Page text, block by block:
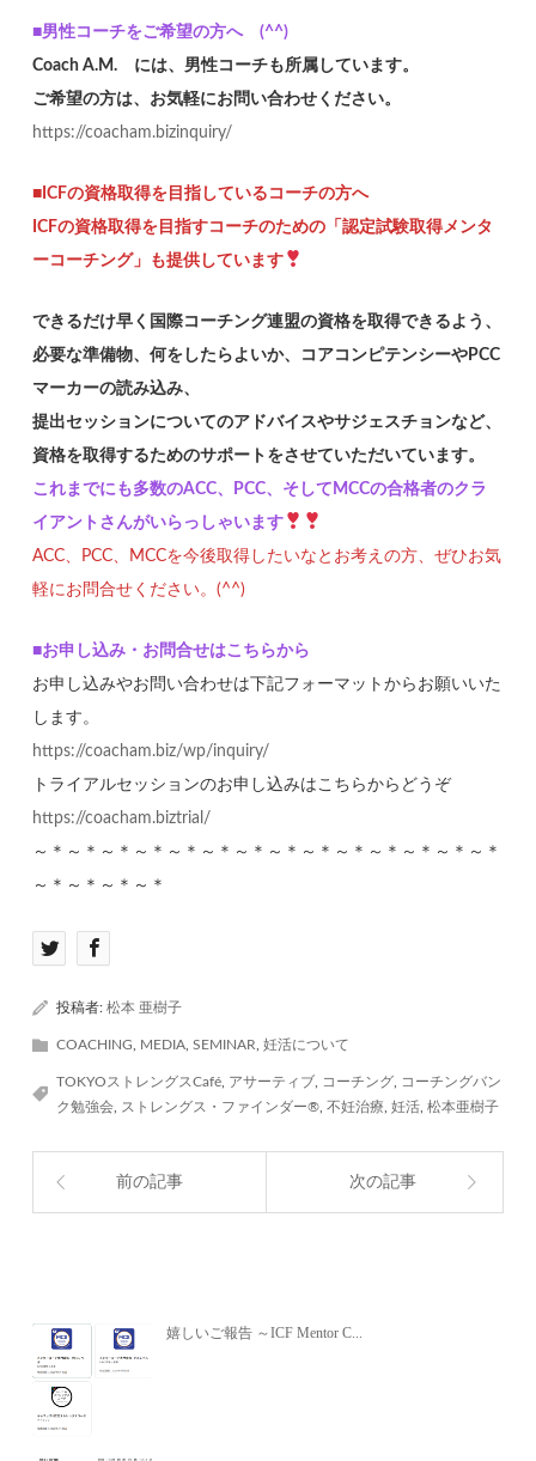
■男性コーチをご希望の方へ (^^)
Coach A.M. には、男性コーチも所属しています。
ご希望の方は、お気軽にお問い合わせください。
https://coacham.bizinquiry/
■ICFの資格取得を目指しているコーチの方へ
ICFの資格取得を目指すコーチのための「認定試験取得メンタ
ーコーチング」も提供しています
できるだけ早く国際コーチング連盟の資格を取得できるよう、
必要な準備物、何をしたらよいか、コアコンピテンシーやPCC
マーカーの読み込み、
提出セッションについてのアドバイスやサジェスチョンなど、
資格を取得するためのサポートをさせていただいています。
これまでにも多数のACC、PCC、そしてMCCの合格者のクラ
イアントさんがいらっしゃいます
ACC、PCC、MCCを今後取得したいなとお考えの方、ぜひお気
軽にお問合せください。(^^)
■お申し込み・お問合せはこちらから
お申し込みやお問い合わせは下記フォーマットからお願いいた
します。
https://coacham.biz/wp/inquiry/
トライアルセッションのお申し込みはこちらからどうぞ
https://coacham.biztrial/
～＊～＊～＊～＊～＊～＊～＊～＊～＊～＊～＊～＊～＊～＊
～＊～＊～＊～＊
投稿者:松本 亜樹子
COACHING MEDIA ,SEMINAR ,妊活について
TOKYOストレングスCafé アサーティブ コーチング
コーチングバン
ク勉強会
ストレングス・ファインダー® ,不妊治療 ,妊活 ,松本亜樹子
前の記事 次の記事
嬉しいご報告 ～ICF Mentor C...